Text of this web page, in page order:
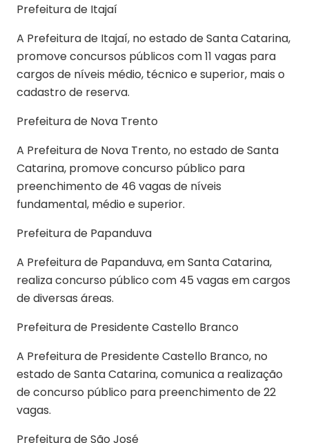
Prefeitura de Itajaí
A Prefeitura de Itajaí, no estado de Santa Catarina,
promove concursos públicos com 11 vagas para
cargos de níveis médio, técnico e superior, mais o
cadastro de reserva.
Prefeitura de Nova Trento
A Prefeitura de Nova Trento, no estado de Santa
Catarina, promove concurso público para
preenchimento de 46 vagas de níveis
fundamental, médio e superior.
Prefeitura de Papanduva
A Prefeitura de Papanduva, em Santa Catarina,
realiza concurso público com 45 vagas em cargos
de diversas áreas.
Prefeitura de Presidente Castello Branco
A Prefeitura de Presidente Castello Branco, no
estado de Santa Catarina, comunica a realização
de concurso público para preenchimento de 22
vagas.
Prefeitura de São José